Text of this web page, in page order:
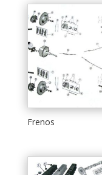
Frenos